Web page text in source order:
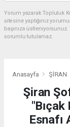
Yorum yazarak Topluluk
sitesine yaptığınız
başınıza
sorumlu tutulamaz.
Anasayfa ŞİRAN
Şiran
Esnafı